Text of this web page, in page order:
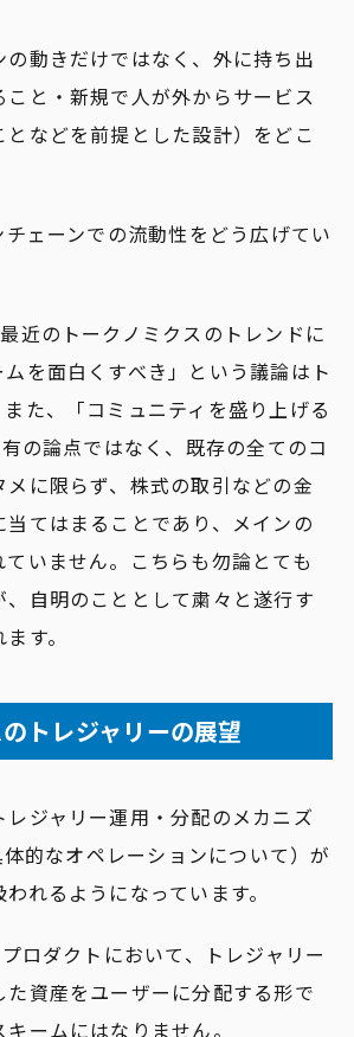
動きだけではなく、外に持ち出
こと・新規で人が外からサービス
となどを前提とした設計）をどこ
ェーンでの流動性をどう広げてい
近のトークノミクスのトレンドに
を面白くすべき」という議論はト
た、「コミュニティを盛り上げる
の論点ではなく、既存の全てのコ
メに限らず、株式の取引などの金
てはまることであり、メインの
いません。こちらも勿論とても
自明のこととして粛々と遂行す
す。
トレジャリーの展望
ジャリー運用・分配のメカニズ
的なオペレーションについて）が
れるようになっています。
ロダクトにおいて、トレジャリー
資産をユーザーに分配する形で
ームにはなりません。